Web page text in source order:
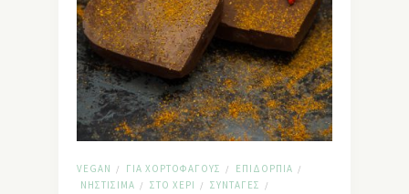
VEGAN / ΓΙΑ ΧΟΡΤΟΦΆΓΟΥΣ / ΕΠΙΔΌΡΠΙΑ /
ΝΗΣΤΊΣΙΜΑ / ΣΤΟ ΧΈΡΙ / ΣΥΝΤΑΓΈΣ /